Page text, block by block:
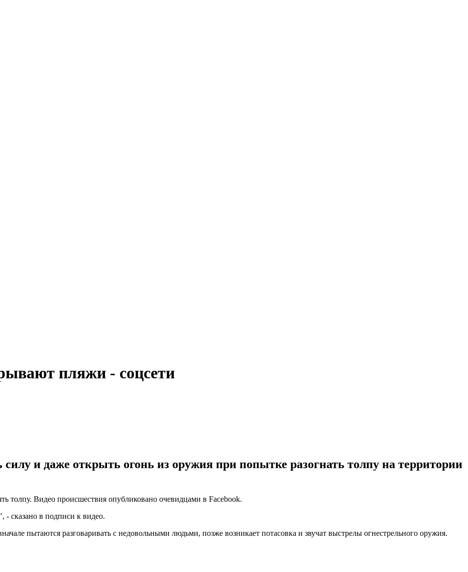
пляжи - соцсети
и даже открыть огонь из оружия при попытке разогнать толпу на территории
Видео происшествия опубликовано очевидцами в Facebook.
сказано в подписи к видео.
пытаются разговаривать с недовольными людьми, позже возникает потасовка и звучат выстрелы огнестрельного оружия.